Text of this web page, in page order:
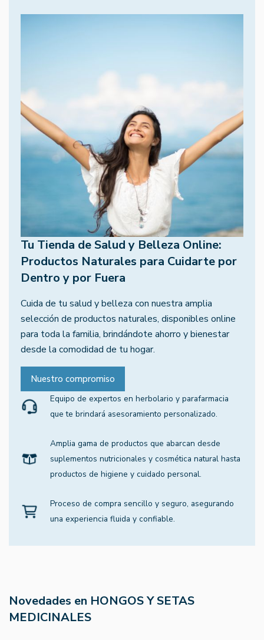
Tu Tienda de Salud y Belleza Online:
Productos Naturales para Cuidarte por
Dentro y por Fuera
Cuida de tu salud y belleza con nuestra amplia
selección de productos naturales, disponibles online
para toda la familia, brindándote ahorro y bienestar
desde la comodidad de tu hogar.
Nuestro compromiso
Equipo de expertos en herbolario y parafarmacia
que te brindará asesoramiento personalizado.
Amplia gama de productos que abarcan desde
suplementos nutricionales y cosmética natural hasta
productos de higiene y cuidado personal.
Proceso de compra sencillo y seguro, asegurando
una experiencia fluida y confiable.
Novedades en HONGOS Y SETAS
MEDICINALES